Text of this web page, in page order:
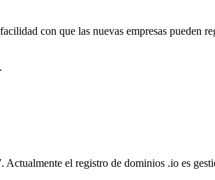
con que las nuevas empresas pueden
el registro de dominios .io es